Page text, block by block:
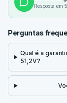
Resposta em
Perguntas
Qual é a
51,2V?